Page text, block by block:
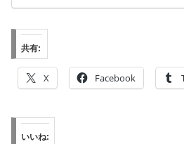
共有:
X Facebook
いいね: